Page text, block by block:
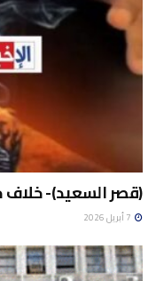
(قصر السعيد)- خلاف